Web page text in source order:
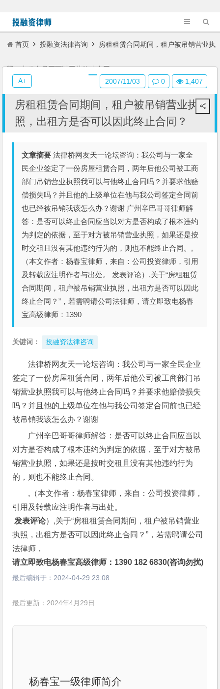
首页 投融资法律咨询 房租租赁合同期间，租户被吊销营业执
照，出租方是否可以因此终止合同？
房租租赁合同期间，租户被吊销营业执
照，出租方是否可以因此终止合同？
文章摘要 法律桥网友天一论坛咨询：我公司与一家全
民企业签定了一份房屋租赁合同，两年后他公司被工商
部门吊销营业执照我可以与他终止合同吗？并要求他赔
偿损失吗？并且他的上级单位在他与我公司签定合同前
也已经被吊销我该怎么办？谢谢 广州辛巴哥哥律师解
答：是否可以终止合同应当以对方是否构成了根本违约
为判定的依据，至于对方被吊销营业执照，如果还是按
时交租且没有其他违约行为的，则也不能终止合同。,
（本文作者：杨春宝律师，来自：公司投资律师，引用
及转载应注明作者与出处。 发表评论）,关于“房租租赁
合同期间，租户被吊销营业执照，出租方是否可以因此
终止合同？”，若需聘请公司法律师，请立即致电杨春
宝高级律师：1390
关键词： 投融资法律咨询
法律桥网友天一论坛咨询：我公司与一家全民企业
签定了一份房屋租赁合同，两年后他公司被工商部门吊
销营业执照我可以与他终止合同吗？并要求他赔偿损失
吗？并且他的上级单位在他与我公司签定合同前也已经
被吊销我该怎么办？谢谢
广州辛巴哥哥律师解答：是否可以终止合同应当以
对方是否构成了根本违约为判定的依据，至于对方被吊
销营业执照，如果还是按时交租且没有其他违约行为
的，则也不能终止合同。
,（本文作者：杨春宝律师，来自：公司投资律师，
引用及转载应注明作者与出处。
发表评论）,关于“房租租赁合同期间，租户被吊销营业
执照，出租方是否可以因此终止合同？”，若需聘请公司
法律师，
请立即致电杨春宝高级律师：1390 182 6830(咨询勿扰)
最后编辑于： 2024-04-29 23:08
最后更新：2024年4月29日
杨春宝一级律师简介
2007/11/03 0 1,407
A+